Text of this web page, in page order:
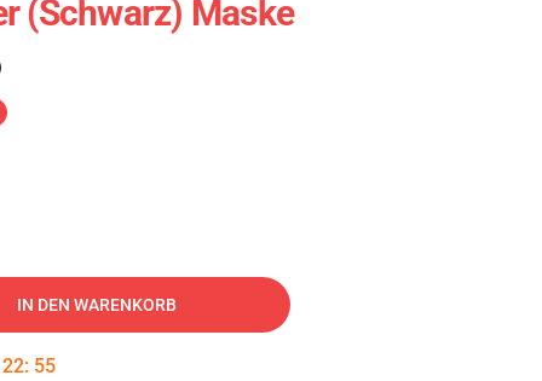
(schwarz) Maske
IN DEN WARENKORB
22: 54